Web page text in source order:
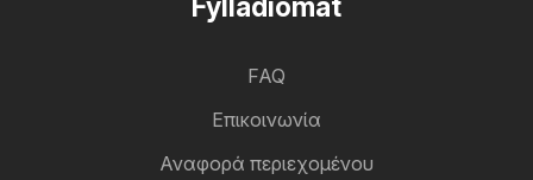
Fylladiomat
FAQ
Επικοινωνία
Αναφορά περιεχομένου